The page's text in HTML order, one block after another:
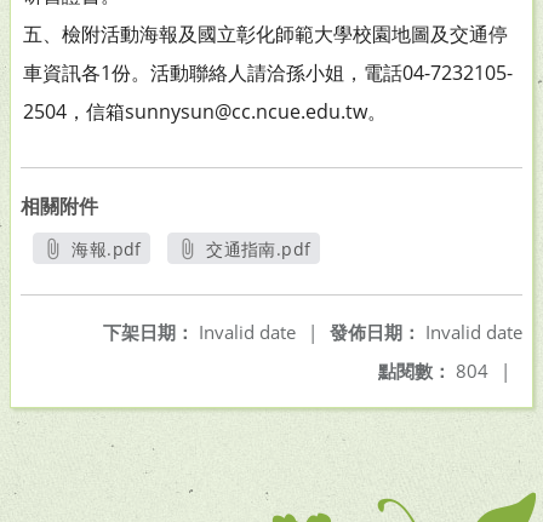
五、檢附活動海報及國立彰化師範大學校園地圖及交通停
車資訊各1份。活動聯絡人請洽孫小姐，電話04-7232105-
2504，信箱sunnysun@cc.ncue.edu.tw。
相關附件
海報.pdf
交通指南.pdf
發佈日期： Invalid date
下架日期： Invalid date
|
點閱數： 804 |